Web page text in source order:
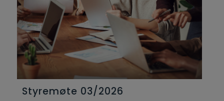
Styremøte 03/2026